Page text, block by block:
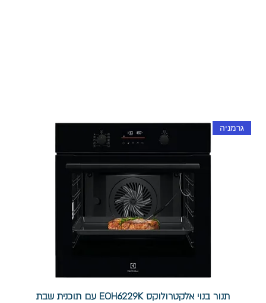
גרמניה
תנור בנוי אלקטרולוקס EOH6229K עם תוכנית שבת